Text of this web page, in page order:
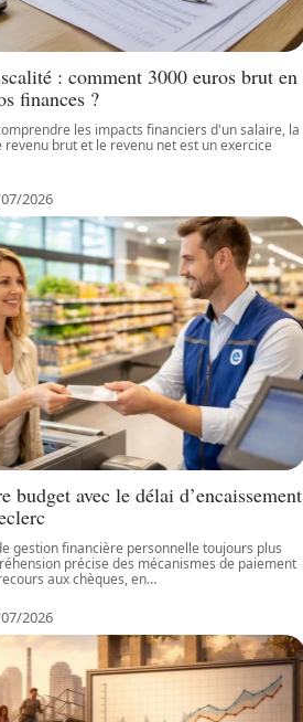
: comment 3000 euros brut en
finances ?
les impacts financiers d'un salaire, la
brut et le revenu net est un exercice
2026
budget avec le délai d’encaissement
gestion financière personnelle toujours plus
précise des mécanismes de paiement
aux chèques, en…
2026